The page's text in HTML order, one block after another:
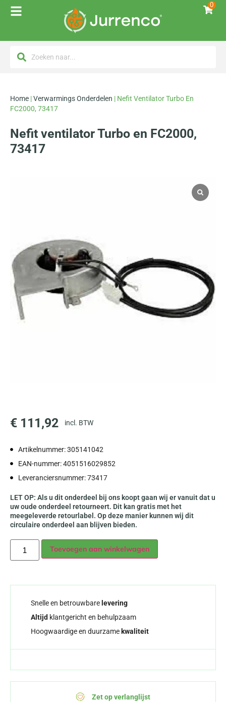
0
Home |Verwarmings Onderdelen | Nefit Ventilator Turbo En
FC2000, 73417
Nefit ventilator Turbo en FC2000,
73417
€ 111,92 incl. BTW
Artikelnummer: 305141042
EAN-nummer: 4051516029852
Leveranciersnummer: 73417
LET OP: Als u dit onderdeel bij ons koopt gaan wij er vanuit dat u
uw oude onderdeel retourneert. Dit kan gratis met het
meegeleverde retourlabel. Op deze manier kunnen wij dit
circulaire onderdeel aan blijven bieden.
Toevoegen aan winkelwagen
Snelle en betrouwbare levering
Altijd klantgericht en behulpzaam
Hoogwaardige en duurzame kwaliteit
Zet op verlanglijst